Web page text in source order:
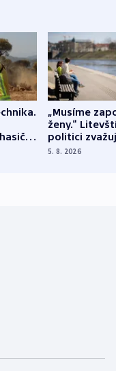
z
„Musíme
ženy.“
politici
dohodu o
5. 8. 2026